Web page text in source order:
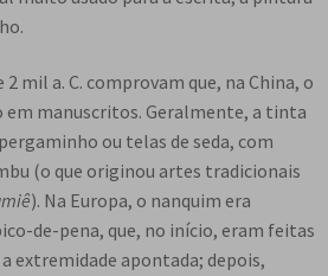
e
mil a. C. comprovam que, na China, o
em manuscritos. Geralmente, a tinta
ou telas de seda, com
(o que originou artes tradicionais
). Na Europa, o nanquim era
de-pena, que, no início, eram feitas
extremidade apontada; depois,